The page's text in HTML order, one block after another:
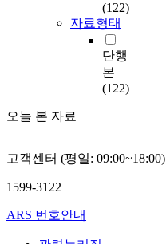
(122)
자료형태
단행
본
(122)
오늘 본 자료
고객센터 (평일: 09:00~18:00)
1599-3122
ARS 번호안내